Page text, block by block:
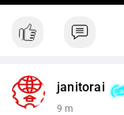
janitorai
9 m